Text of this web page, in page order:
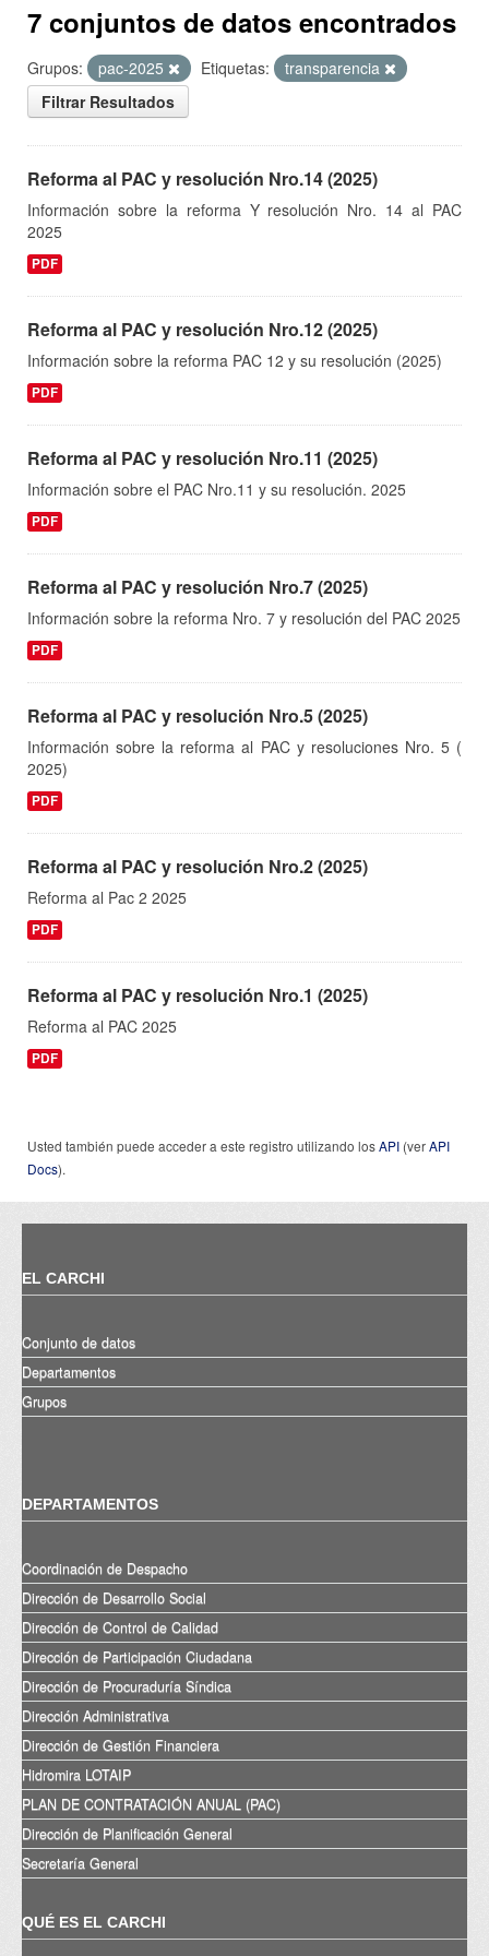
7 conjuntos de datos encontrados
Grupos: pac-2025 Etiquetas:
transparencia
Filtrar Resultados
Reforma al PAC y resolución Nro.14 (2025)
Información sobre la reforma Y resolución Nro. 14 al PAC
2025
PDF
Reforma al PAC y resolución Nro.12 (2025)
Información sobre la reforma PAC 12 y su resolución (2025)
PDF
Reforma al PAC y resolución Nro.11 (2025)
Información sobre el PAC Nro.11 y su resolución. 2025
PDF
Reforma al PAC y resolución Nro.7 (2025)
Información sobre la reforma Nro. 7 y resolución del PAC 2025
PDF
Reforma al PAC y resolución Nro.5 (2025)
Información sobre la reforma al PAC y resoluciones Nro. 5 (
2025)
PDF
Reforma al PAC y resolución Nro.2 (2025)
Reforma al Pac 2 2025
PDF
Reforma al PAC y resolución Nro.1 (2025)
Reforma al PAC 2025
PDF
Usted también puede acceder a este registro utilizando losAPI (verAPI
Docs).
EL CARCHI
Conjunto de datos
Departamentos
Grupos
DEPARTAMENTOS
Coordinación de Despacho
Dirección de Desarrollo Social
Dirección de Control de Calidad
Dirección de Participación Ciudadana
Dirección de Procuraduría Síndica
Dirección Administrativa
Dirección de Gestión Financiera
Hidromira LOTAIP
PLAN DE CONTRATACIÓN ANUAL (PAC)
Dirección de Planificación General
Secretaría General
QUÉ ES EL CARCHI